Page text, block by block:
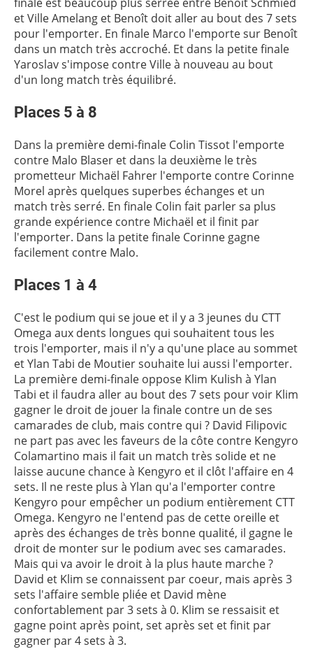
et Ville Amelang et Benoît doit aller au bout des 7 sets
pour l'emporter. En finale Marco l'emporte sur Benoît
dans un match très accroché. Et dans la petite finale
Yaroslav s'impose contre Ville à nouveau au bout
d'un long match très équilibré.
Places 5 à 8
Dans la première demi-finale Colin Tissot l'emporte
contre Malo Blaser et dans la deuxième le très
prometteur Michaël Fahrer l'emporte contre Corinne
Morel après quelques superbes échanges et un
match très serré. En finale Colin fait parler sa plus
grande expérience contre Michaël et il finit par
l'emporter. Dans la petite finale Corinne gagne
facilement contre Malo.
Places 1 à 4
C'est le podium qui se joue et il y a 3 jeunes du CTT
Omega aux dents longues qui souhaitent tous les
trois l'emporter, mais il n'y a qu'une place au sommet
et Ylan Tabi de Moutier souhaite lui aussi l'emporter.
La première demi-finale oppose Klim Kulish à Ylan
Tabi et il faudra aller au bout des 7 sets pour voir Klim
gagner le droit de jouer la finale contre un de ses
camarades de club, mais contre qui ? David Filipovic
ne part pas avec les faveurs de la côte contre Kengyro
Colamartino mais il fait un match très solide et ne
laisse aucune chance à Kengyro et il clôt l'affaire en 4
sets. Il ne reste plus à Ylan qu'a l'emporter contre
Kengyro pour empêcher un podium entièrement CTT
Omega. Kengyro ne l'entend pas de cette oreille et
après des échanges de très bonne qualité, il gagne le
droit de monter sur le podium avec ses camarades.
Mais qui va avoir le droit à la plus haute marche ?
David et Klim se connaissent par coeur, mais après 3
sets l'affaire semble pliée et David mène
confortablement par 3 sets à 0. Klim se ressaisit et
gagne point après point, set après set et finit par
gagner par 4 sets à 3.